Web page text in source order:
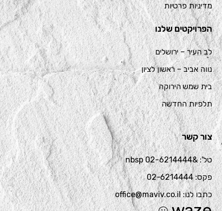
מדיניות פרטיות
הפרויקטים שלנו
לב העיר – ירושלים
נווה אביב – ראשון לציון
בית שמש הירוקה
תלפיות החדשה
צור קשר
טל': &nbsp 02-6214444
פקס: 02-6214444
כתבו לנו: office@maviv.co.il